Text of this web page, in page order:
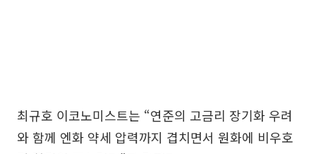
최규호 이코노미스트는 “연준의 고금리 장기화 우려
와 함께 엔화 약세 압력까지 겹치면서 원화에 비우호